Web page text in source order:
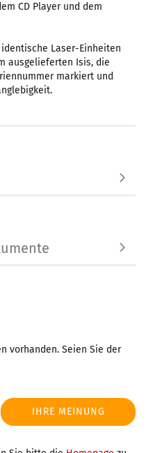
CD Player und dem
Laser-Einheiten
ausgelieferten Isis, die
markiert und
vorhanden. Seien Sie der
IHRE MEINUNG